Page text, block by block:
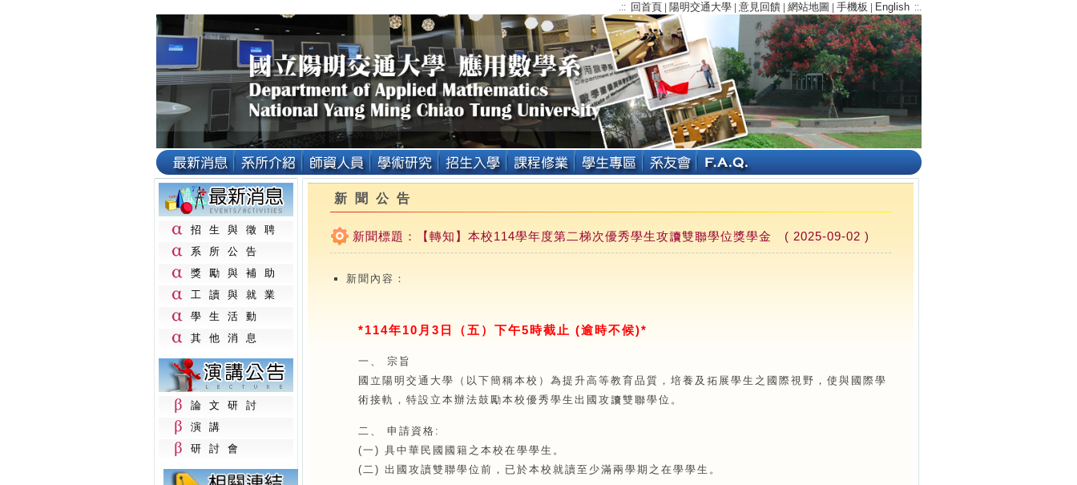
.:: 回首頁 陽明交通大學| 意見回饋| 網站地圖 手機板 English::.
招生與徵聘
系所公告
獎勵與補助
工讀與就業
學生活動
其他消息
論文研討
演講
研討會
新聞公告
新聞標題：【轉知】本校114學年度第二梯次優秀學生攻讀雙聯學位獎學金 ( 2025-09-02 )
新聞內容：
*114年10 月 3 日（五）下午5 時截止 (逾時不候)*
一、 宗旨
國立陽明交通大學（以下簡稱本校）為提升高等教育品質，培養及拓展學生之國際視野，使與國際學
術接軌，特設立本辦法鼓勵本校優秀學生出國攻讀雙聯學位。
二、 申請資格:
(一) 具中華民國國籍之本校在學學生。
(二) 出國攻讀雙聯學位前，已於本校就讀至少滿兩學期之在學學生。